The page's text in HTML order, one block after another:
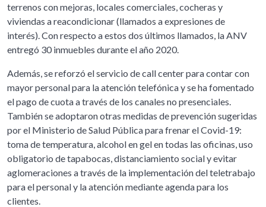
terrenos con mejoras, locales comerciales, cocheras y
viviendas a reacondicionar (llamados a expresiones de
interés). Con respecto a estos dos últimos llamados, la ANV
entregó 30 inmuebles durante el año 2020.
Además, se reforzó el servicio de call center para contar con
mayor personal para la atención telefónica y se ha fomentado
el pago de cuota a través de los canales no presenciales.
También se adoptaron otras medidas de prevención sugeridas
por el Ministerio de Salud Pública para frenar el Covid-19:
toma de temperatura, alcohol en gel en todas las oficinas, uso
obligatorio de tapabocas, distanciamiento social y evitar
aglomeraciones a través de la implementación del teletrabajo
para el personal y la atención mediante agenda para los
clientes.